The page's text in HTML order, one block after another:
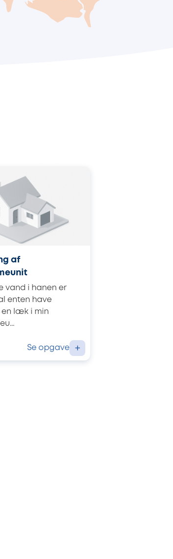
af
vand i hanen er
enten have
en læk i min
Se opgave +